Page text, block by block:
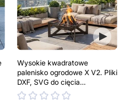
Wysokie kwadratowe
palenisko ogrodowe X V2. Pliki
DXF, SVG do cięcia
laserowego i plazmowego